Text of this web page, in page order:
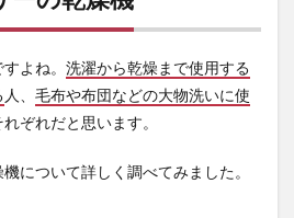
すよね。 洗濯から乾燥まで使用する
人、 毛布や布団などの大物洗いに使
ぞれだと思います。
について詳しく調べてみました。